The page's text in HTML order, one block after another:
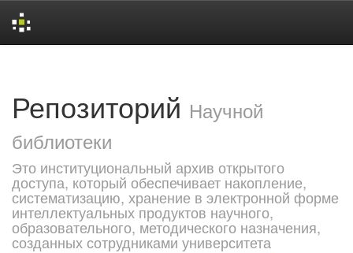
Репозиторий Научной
библиотеки
Это институциональный архив открытого
доступа, который обеспечивает накопление,
систематизацию, хранение в электронной форме
интеллектуальных продуктов научного,
образовательного, методического назначения,
созданных сотрудниками университета